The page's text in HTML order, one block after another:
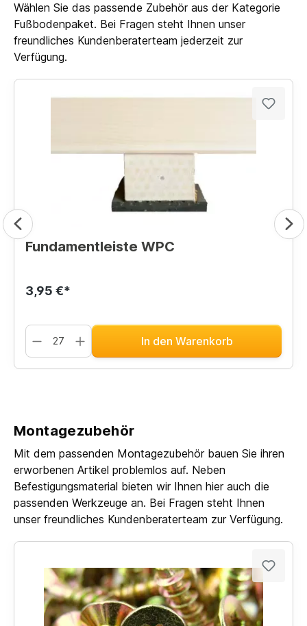
Wählen Sie das passende Zubehör aus der Kategorie
Fußbodenpaket. Bei Fragen steht Ihnen unser
freundliches Kundenberaterteam jederzeit zur
Verfügung.
Fundamentleiste WPC
3,95 €*
In den Warenkorb
Montagezubehör
Mit dem passenden Montagezubehör bauen Sie ihren
erworbenen Artikel problemlos auf. Neben
Befestigungsmaterial bieten wir Ihnen hier auch die
passenden Werkzeuge an. Bei Fragen steht Ihnen
unser freundliches Kundenberaterteam zur Verfügung.